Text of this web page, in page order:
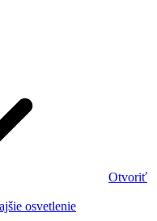
Otvoriť
osvetlenie